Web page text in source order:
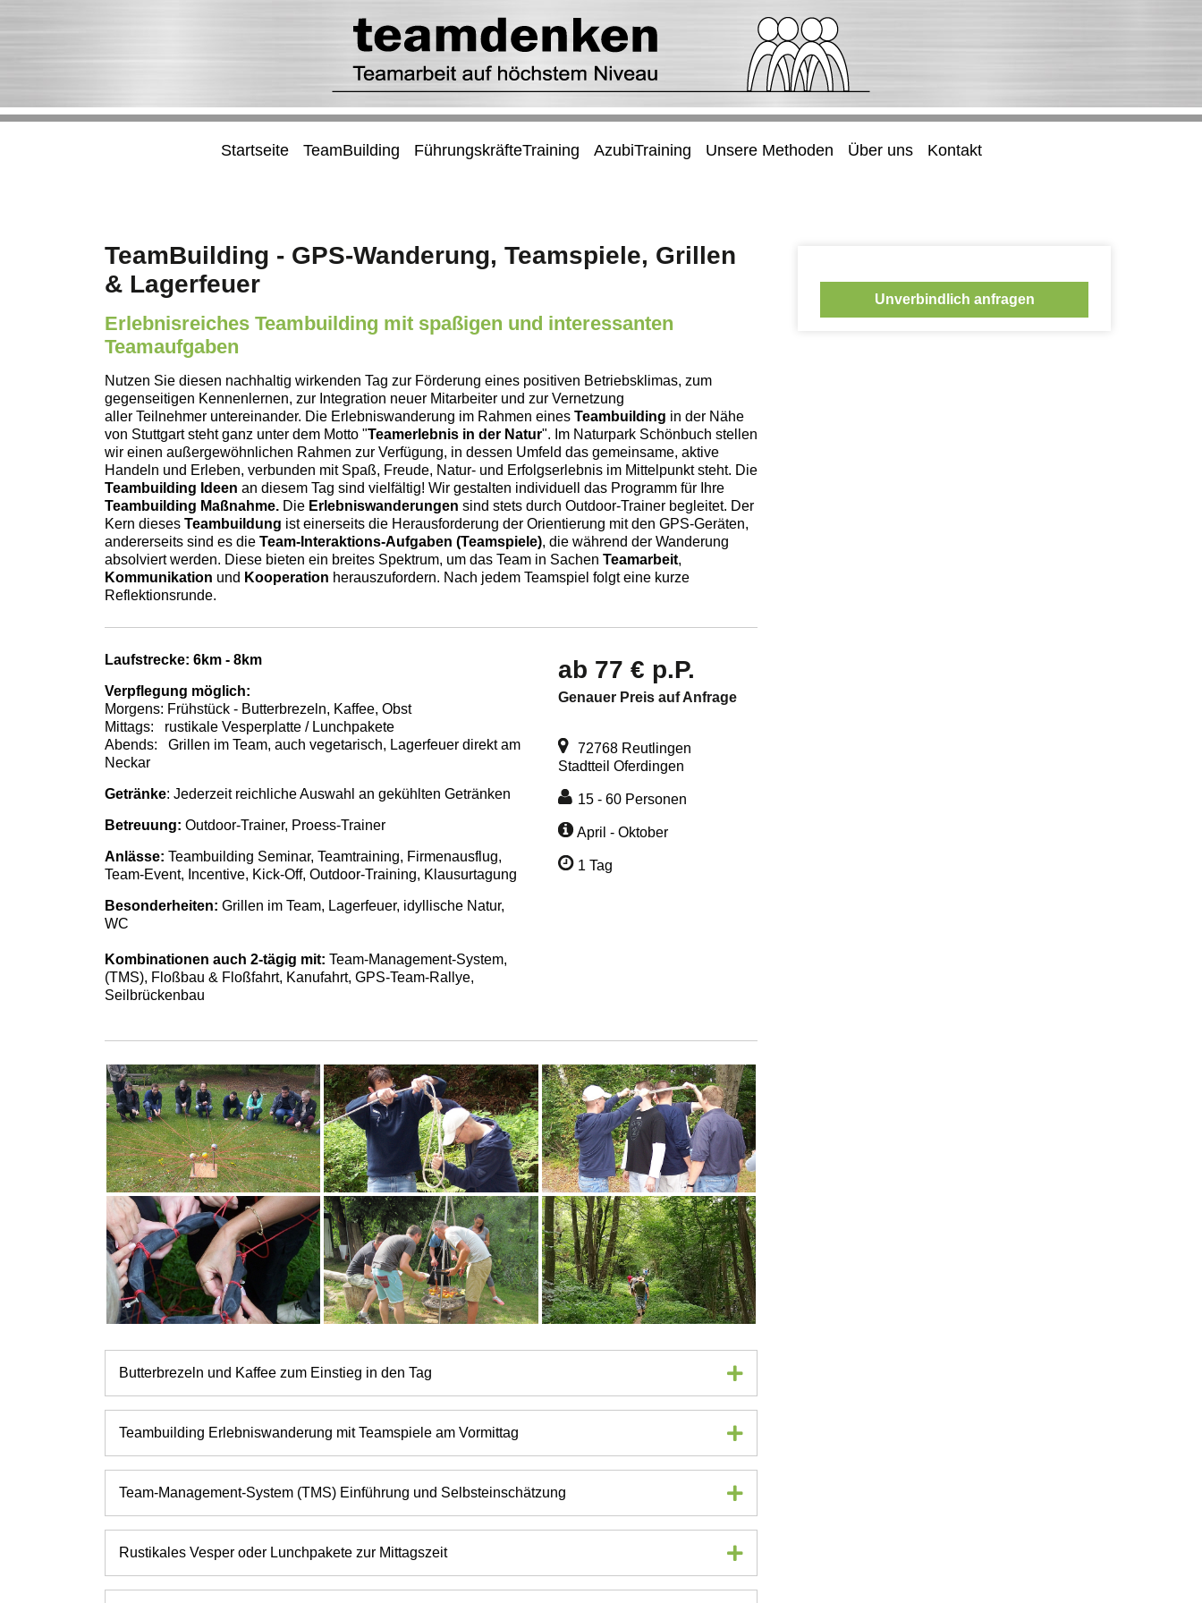
Startseite TeamBuilding FührungskräfteTraining AzubiTraining Unsere Methoden Über uns Kontakt
TeamBuilding - GPS-Wanderung, Teamspiele, Grillen
& Lagerfeuer
Erlebnisreiches Teambuilding mit spaßigen und interessanten
Teamaufgaben
Nutzen Sie diesen nachhaltig wirkenden Tag zur Förderung eines positiven Betriebsklimas, zum
gegenseitigen Kennenlernen, zur Integration neuer Mitarbeiter und zur Vernetzung
aller Teilnehmer untereinander. Die Erlebniswanderung im Rahmen eines Teambuilding in der Nähe
von Stuttgart steht ganz unter dem Motto "Teamerlebnis in der Natur". Im Naturpark Schönbuch stellen
wir einen außergewöhnlichen Rahmen zur Verfügung, in dessen Umfeld das gemeinsame, aktive
Handeln und Erleben, verbunden mit Spaß, Freude, Natur- und Erfolgserlebnis im Mittelpunkt steht. Die
Teambuilding Ideen an diesem Tag sind vielfältig! Wir gestalten individuell das Programm für Ihre
Teambuilding Maßnahme. Die Erlebniswanderungen sind stets durch Outdoor-Trainer begleitet. Der
Kern dieses Teambuildung ist einerseits die Herausforderung der Orientierung mit den GPS-Geräten,
andererseits sind es die Team-Interaktions-Aufgaben (Teamspiele), die während der Wanderung
absolviert werden. Diese bieten ein breites Spektrum, um das Team in Sachen Teamarbeit,
Kommunikation und Kooperation herauszufordern. Nach jedem Teamspiel folgt eine kurze
Reflektionsrunde.
Laufstrecke: 6km - 8km
Verpflegung möglich:
Morgens: Frühstück - Butterbrezeln, Kaffee, Obst
Mittags: rustikale Vesperplatte / Lunchpakete
Abends: Grillen im Team, auch vegetarisch, Lagerfeuer direkt am
Neckar
Getränke: Jederzeit reichliche Auswahl an gekühlten Getränken
Betreuung: Outdoor-Trainer, Proess-Trainer
Anlässe: Teambuilding Seminar, Teamtraining, Firmenausflug,
Team-Event, Incentive, Kick-Off, Outdoor-Training, Klausurtagung
Besonderheiten: Grillen im Team, Lagerfeuer, idyllische Natur,
WC
Kombinationen auch 2-tägig mit: Team-Management-System,
(TMS), Floßbau & Floßfahrt, Kanufahrt, GPS-Team-Rallye,
Seilbrückenbau
ab 77 € p.P.
Genauer Preis auf Anfrage
72768 Reutlingen
Stadtteil Oferdingen
15 - 60 Personen
April - Oktober
1 Tag
Butterbrezeln und Kaffee zum Einstieg in den Tag
Teambuilding Erlebniswanderung mit Teamspiele am Vormittag
Team-Management-System (TMS) Einführung und Selbsteinschätzung
Rustikales Vesper oder Lunchpakete zur Mittagszeit